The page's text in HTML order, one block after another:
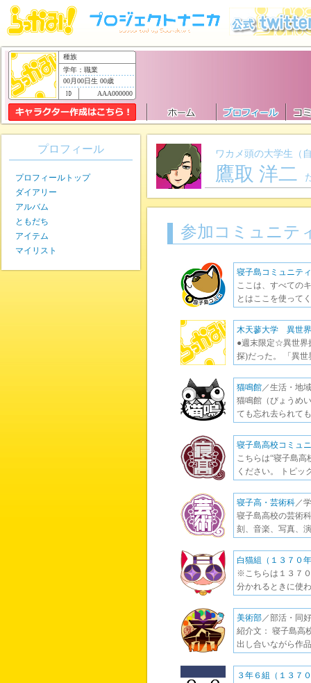
種族
学年：職業
00月00日生 00歳
AAA000000
ワカメ頭の大学生（
鷹取 洋二
参加コミュニテ
寝子島コミュニティ
ここは、すべての
とはここを使って
木天蓼大学 異世
●週末限定☆異世
探)だった。 「異
猫鳴館／生活・地
猫鳴館（びょうめ
ても忘れ去られて
寝子島高校コミュ
こちらは“寝子島高
ください。 トピッ
寝子高・芸術科／
寝子島高校の芸術
刻、音楽、写真、
白猫組（１３７０
※こちらは１３７
分かれるときに使
美術部／部活・同
紹介文： 寝子島高
出し合いながら作
３年６組（１３７
プロフィール
プロフィールトップ
ダイアリー
アルバム
ともだち
アイテム
マイリスト